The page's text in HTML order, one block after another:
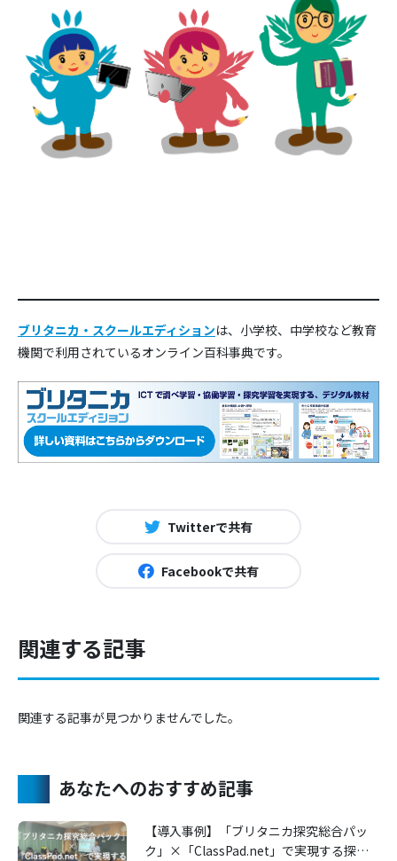
ブリタニカ・スクールエディションは、小学校、中学校など教育
機関で利用されているオンライン百科事典です。
Twitterで共有
Facebookで共有
関連する記事
関連する記事が見つかりませんでした。
あなたへのおすすめ記事
【導入事例】「ブリタニカ探究総合パッ
ク」×「ClassPad.net」で実現する探究